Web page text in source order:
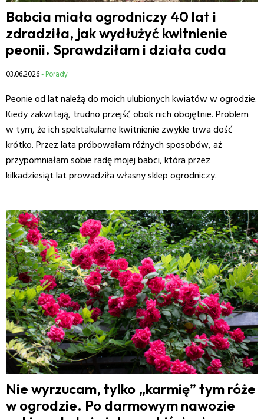
Babcia miała ogrodniczy 40 lat i
zdradziła, jak wydłużyć kwitnienie
peonii. Sprawdziłam i działa cuda
03.06.2026- Porady
Peonie od lat należą do moich ulubionych kwiatów w ogrodzie.
Kiedy zakwitają, trudno przejść obok nich obojętnie. Problem
w tym, że ich spektakularne kwitnienie zwykle trwa dość
krótko. Przez lata próbowałam różnych sposobów, aż
przypomniałam sobie radę mojej babci, która przez
kilkadziesiąt lat prowadziła własny sklep ogrodniczy.
Nie wyrzucam, tylko „karmię” tym róże
w ogrodzie. Po darmowym nawozie